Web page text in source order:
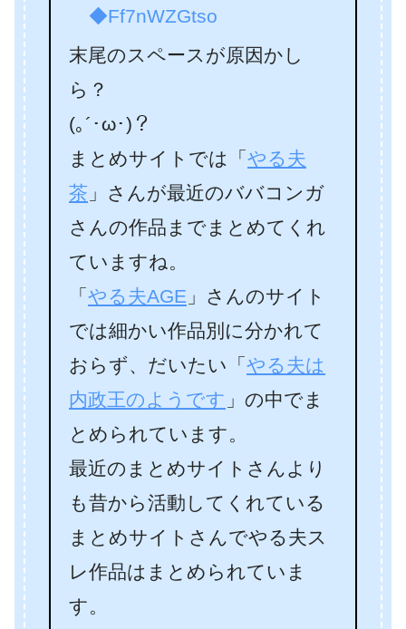
◆Ff7nWZGtso
末尾のスペースが原因かし
ら？
(｡´･ω･)？
まとめサイトでは「 やる夫
茶 」さんが最近のババコンガ
さんの作品までまとめてくれ
ていますね。
「 やる夫AGE 」さんのサイト
では細かい作品別に分かれて
おらず、だいたい「 やる夫は
内政王のようです 」の中でま
とめられています。
最近のまとめサイトさんより
も昔から活動してくれている
まとめサイトさんでやる夫ス
レ作品はまとめられていま
す。